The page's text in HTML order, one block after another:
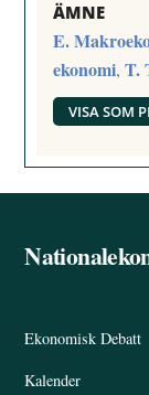
ÄMNE
E.
ekonomi,T.
VISA SOM
Ekonomisk Debatt
Kalender